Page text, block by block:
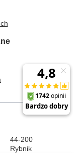
44-200
Rybnik